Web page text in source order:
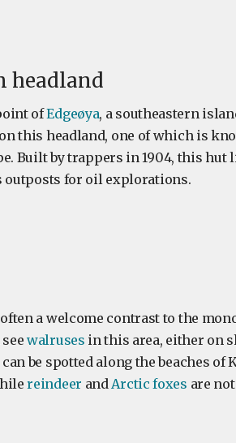
headland
ofEdgeøya, a southeastern
this headland, one of which is
Built by trappers in 1904, this hut
outposts for oil explorations.
a welcome contrast to the
seewalruses in this area, either on
can be spotted along the beaches of
reindeer andArctic foxes are